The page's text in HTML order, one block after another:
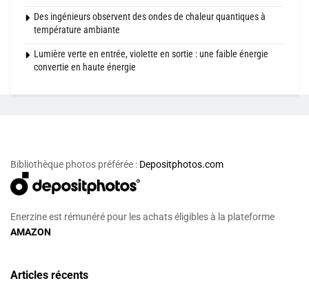
Des ingénieurs observent des ondes de chaleur quantiques à
température ambiante
Lumière verte en entrée, violette en sortie : une faible énergie
convertie en haute énergie
Bibliothèque photos préférée : Depositphotos.com
Enerzine est rémunéré pour les achats éligibles à la plateforme
AMAZON
Articles récents